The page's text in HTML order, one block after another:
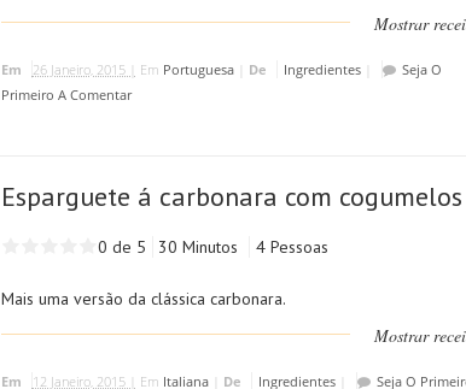
Mostrar
Em 26 Janeiro, 2015 | Em Portuguesa| De Ingredientes|
Seja O
Primeiro A Comentar
Esparguete á carbonara com cogumelos
0 de 5 30 Minutos 4 Pessoas
Mais uma versão da clássica carbonara.
Mostrar
Em 12 Janeiro, 2015 | Em Italiana| De Ingredientes|
Seja O